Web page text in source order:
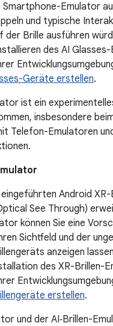
Smartphone-Emulator
und typische
der Brille ausführen
des AI
Geräte erstellen.
ist ein
insbesondere
Telefon-Emulatoren
Android
See Through)
können Sie eine
Sichtfeld und der
anzeigen
des XR-Brillen-
erstellen.
und der AI‑Brillen-